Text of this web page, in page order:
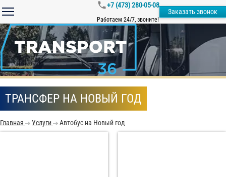
+7 (473) 280-05-08
Работаем 24/7, звоните!
Заказать звонок
ТРАНСФЕР НА НОВЫЙ ГОД
Главная Услуги Автобус на Новый год